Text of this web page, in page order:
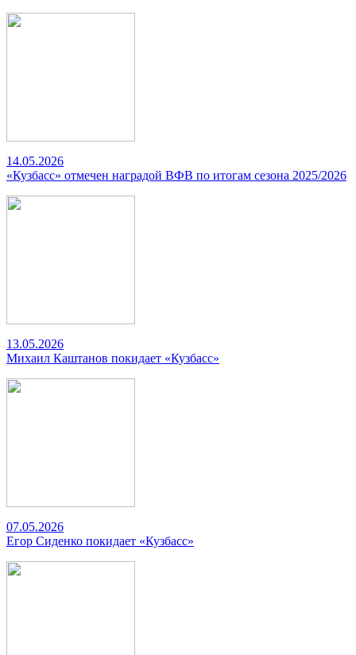
14.05.2026
«Кузбасс» отмечен наградой ВФВ по итогам сезона 2025/2026
13.05.2026
Михаил Каштанов покидает «Кузбасс»
07.05.2026
Егор Сиденко покидает «Кузбасс»